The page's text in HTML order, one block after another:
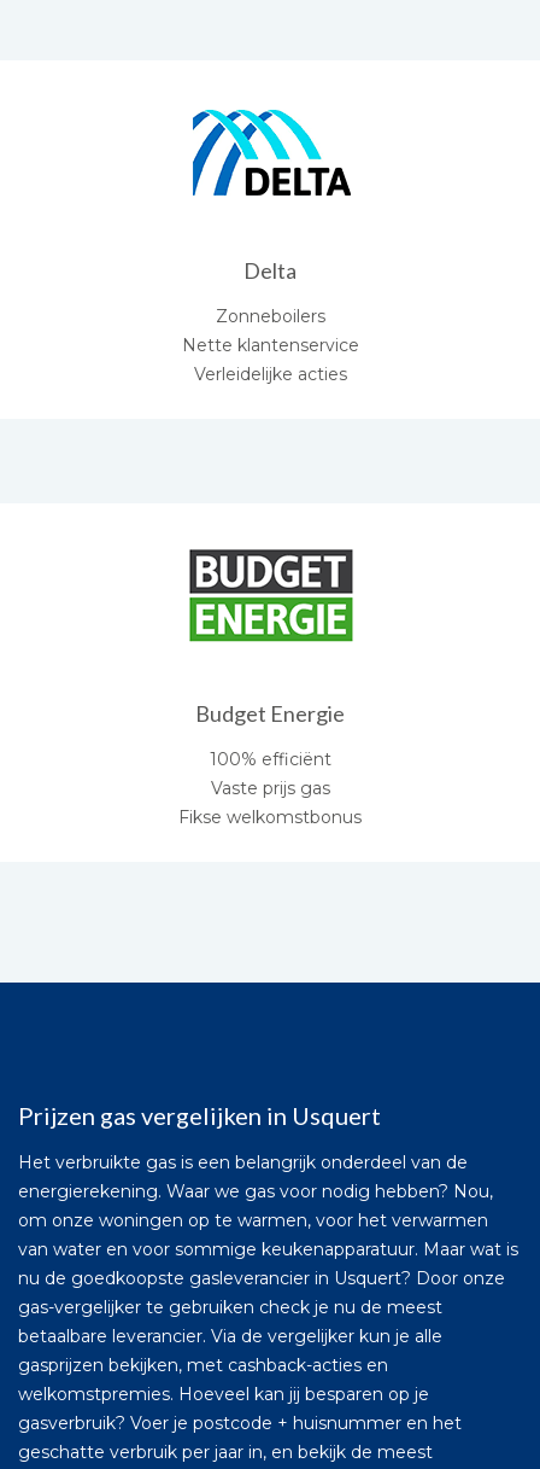
Delta
Zonneboilers
Nette klantenservice
Verleidelijke acties
Budget Energie
100% efficiënt
Vaste prijs gas
Fikse welkomstbonus
Prijzen gas vergelijken in Usquert
Het verbruikte gas is een belangrijk onderdeel van de
energierekening. Waar we gas voor nodig hebben? Nou,
om onze woningen op te warmen, voor het verwarmen
van water en voor sommige keukenapparatuur. Maar wat is
nu de goedkoopste gasleverancier in Usquert? Door onze
gas-vergelijker te gebruiken check je nu de meest
betaalbare leverancier. Via de vergelijker kun je alle
gasprijzen bekijken, met cashback-acties en
welkomstpremies. Hoeveel kan jij besparen op je
gasverbruik? Voer je postcode + huisnummer en het
geschatte verbruik per jaar in, en bekijk de meest